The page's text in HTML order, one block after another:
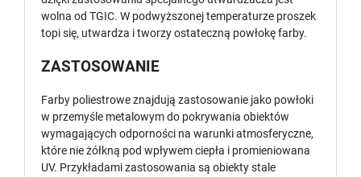
wolna od TGIC. W podwyższonej temperaturze proszek
topi się, utwardza i tworzy ostateczną powłokę farby.
ZASTOSOWANIE
Farby poliestrowe znajdują zastosowanie jako powłoki
w przemyśle metalowym do pokrywania obiektów
wymagających odporności na warunki atmosferyczne,
które nie żółkną pod wpływem ciepła i promieniowana
UV. Przykładami zastosowania są obiekty stale